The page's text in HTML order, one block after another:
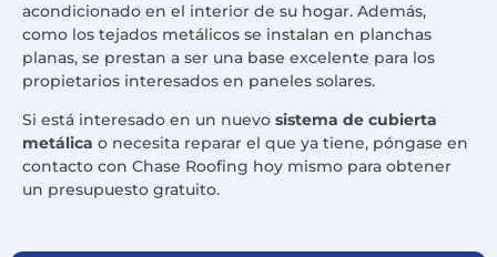
acondicionado en el interior de su hogar. Además,
como los tejados metálicos se instalan en planchas
planas, se prestan a ser una base excelente para los
propietarios interesados en paneles solares.
Si está interesado en un nuevo sistema de cubierta
metálica o necesita reparar el que ya tiene, póngase en
contacto con Chase Roofing hoy mismo para obtener
un presupuesto gratuito.